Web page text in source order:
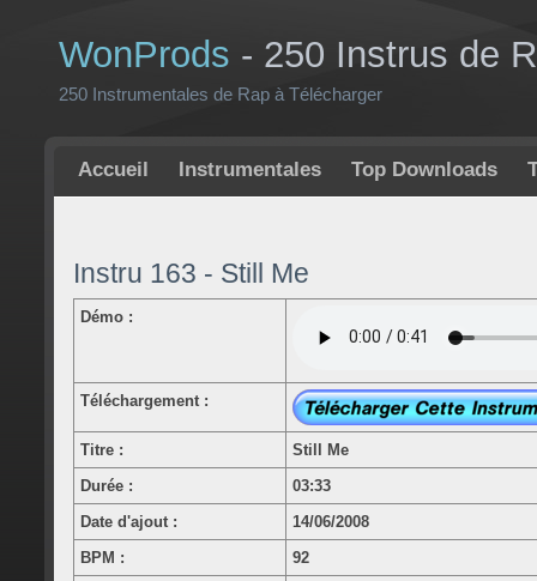
WonProds - 250 Instrus de
250 Instrumentales de Rap à Télécharger
Accueil Instrumentales Top Downloads
Instru 163 - Still Me
Démo :
Téléchargement :
Titre :
Still Me
Durée :
03:33
Date d'ajout :
14/06/2008
BPM :
92